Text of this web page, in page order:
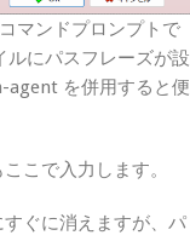
マンドプロンプトで
ルにパスフレーズが設
agent を併用すると便
こで入力します。
ぐに消えますが、パ